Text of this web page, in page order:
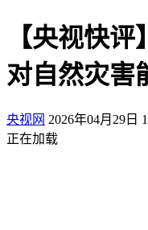
【央视快
对自然灾害
央视网 2026年04月29日
正在加载